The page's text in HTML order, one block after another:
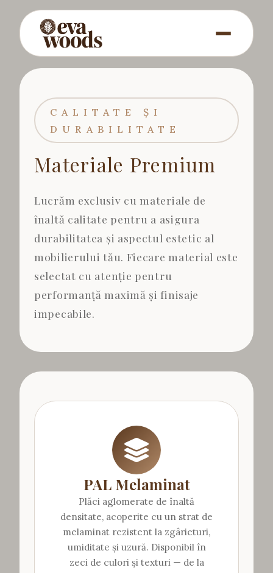
CALITATE ȘI
DURABILITATE
Materiale Premium
Lucrăm exclusiv cu materiale de
înaltă calitate pentru a asigura
durabilitatea și aspectul estetic al
mobilierului tău. Fiecare material este
selectat cu atenție pentru
performanță maximă și finisaje
impecabile.
PAL Melaminat
Plăci aglomerate de înaltă
densitate, acoperite cu un strat de
melaminat rezistent la zgârieturi,
umiditate și uzură. Disponibil în
zeci de culori și texturi — de la